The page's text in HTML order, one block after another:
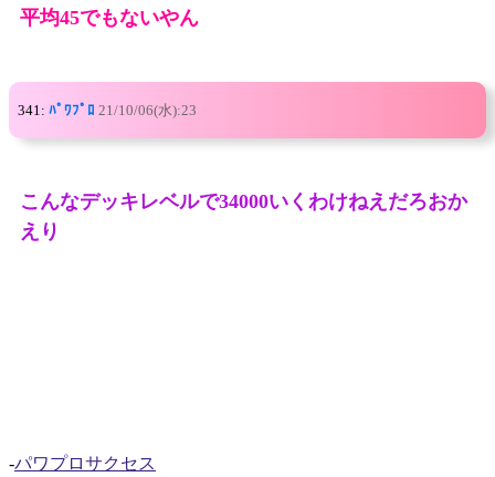
平均45でもないやん
341: ﾊﾟﾜﾌﾟﾛ 21/10/06(水):23
こんなデッキレベルで34000いくわけねえだろおか
えり
-パワプロサクセス